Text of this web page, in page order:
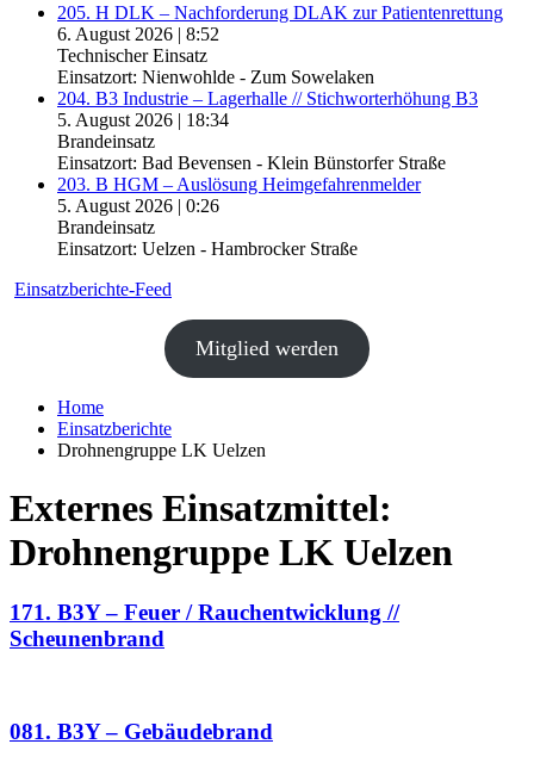
205. H DLK – Nachforderung DLAK zur Patientenrettung
6. August 2026 | 8:52
Technischer Einsatz
Einsatzort: Nienwohlde - Zum Sowelaken
204. B3 Industrie – Lagerhalle // Stichworterhöhung B3
5. August 2026 | 18:34
Brandeinsatz
Einsatzort: Bad Bevensen - Klein Bünstorfer Straße
203. B HGM – Auslösung Heimgefahrenmelder
5. August 2026 | 0:26
Brandeinsatz
Einsatzort: Uelzen - Hambrocker Straße
Einsatzberichte-Feed
Mitglied werden
Home
Einsatzberichte
Drohnengruppe LK Uelzen
Externes Einsatzmittel:
Drohnengruppe LK Uelzen
171. B3Y – Feuer / Rauchentwicklung //
Scheunenbrand
081. B3Y – Gebäudebrand